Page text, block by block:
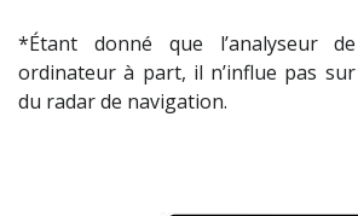
*Étant donné que l’analyseur
ordinateur à part, il n’influe pas
du radar de navigation.